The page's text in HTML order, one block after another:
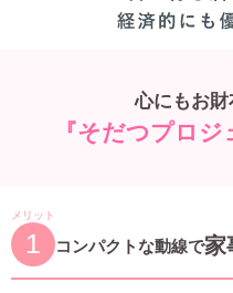
心にもお
『そだつプロジ
メリット
1 コンパクトな動線で家